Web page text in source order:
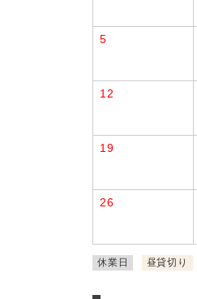
5
12
19
26
休業日 昼貸切り